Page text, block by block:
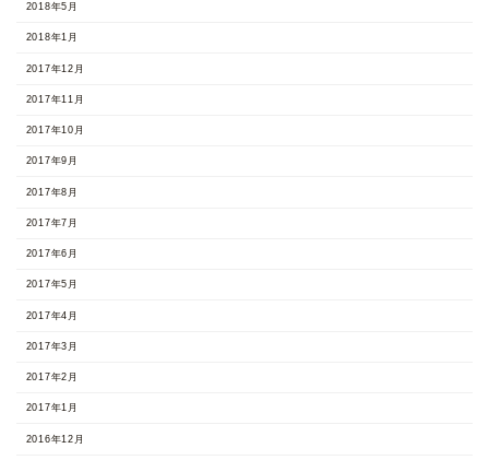
2018年5月
2018年1月
2017年12月
2017年11月
2017年10月
2017年9月
2017年8月
2017年7月
2017年6月
2017年5月
2017年4月
2017年3月
2017年2月
2017年1月
2016年12月